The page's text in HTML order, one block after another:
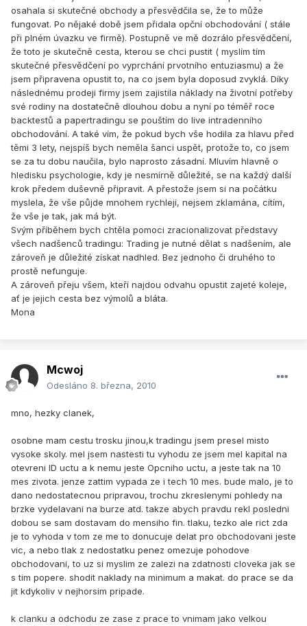
osahala si skutečné obchody a přesvědčila se, že to může
fungovat. Po nějaké době jsem přidala opční obchodování ( stále
při plném úvazku ve firmě). Postupně ve mě dozrálo přesvědčení,
že toto je skutečně cesta, kterou se chci pustit ( myslím tím
skutečné přesvědčení po vyprchání prvotního entuziasmu) a že
jsem připravena opustit to, na co jsem byla doposud zvyklá. Díky
následnému prodeji firmy jsem zajistila náklady na životní potřeby
své rodiny na dostatečně dlouhou dobu a nyní po téměř roce
backtestů a papertradingu se pouštím do live intradenního
obchodování. A také vím, že pokud bych vše hodila za hlavu před
těmi 3 lety, nejspíš bych neměla šanci uspět, protože to, co jsem
se za tu dobu naučila, bylo naprosto zásadní. Mluvím hlavně o
hledisku psychologie, kdy je nesmírně důležité, se na každý další
krok předem duševně připravit. A přestože jsem si na počátku
myslela, že vše půjde mnohem rychleji, nejsem zklamána, cítím,
že vše je tak, jak má být.
Svým příběhem bych chtěla pomoci zracionalizovat představy
všech nadšenců tradingu: Trading je nutné dělat s nadšením, ale
zároveň je důležité získat nadhled. Bez jednoho či druhého to
prostě nefunguje.
A zároveň přeju všem, kteří najdou odvahu opustit zajeté koleje,
ať je jejich cesta bez výmolů a bláta.
Mona
Mcwoj
Odesláno 8. března, 2010
mno, hezky clanek,
osobne mam cestu trosku jinou,k tradingu jsem presel misto
vysoke skoly. mel jsem nastesti tu vyhodu ze jsem mel kapital na
otevreni ID uctu a k nemu jeste Opcniho uctu, a jeste tak na 10
mes zivota. jenze zattim vypada ze i tech 10 mes. bude malo, je to
dano nedostatecnou pripravou, trochu zkreslenymi pohledy na
brzke vydelavani na burze atd. takze abych pravdu rekl posledni
dobou se sam dostavam do mensiho fin. tlaku, tezko ale rict zda
je to vyhoda v tom ze me to donucuje delat pro obchodovani jeste
vic, a nebo tlak z nedostatku penez omezuje pohodove
obchodovani, to uz si myslim ze zalezi na zdatnosti cloveka jak se
s tim popere. shodit naklady na minimum a makat. do prace se da
jit kdykoliv v nejhorsim pripade.
k clanku a odchodu ze zase z prace to vnimam jako velkou